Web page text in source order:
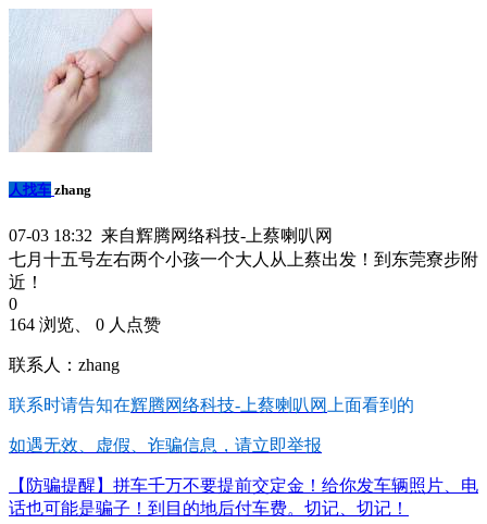
人找车 zhang
07-03 18:32 来自辉腾网络科技-上蔡喇叭网
七月十五号左右两个小孩一个大人从上蔡出发！到东莞寮步附
近！
0
164 浏览、 0 人点赞
联系人：zhang
联系时请告知在辉腾网络科技-上蔡喇叭网 上面看到的
如遇无效、虚假、诈骗信息，请立即举报
【防骗提醒】拼车千万不要提前交定金！给你发车辆照片、电
话也可能是骗子！到目的地后付车费。切记、切记！